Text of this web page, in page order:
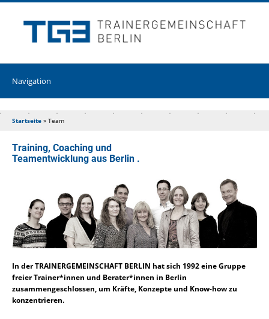
Startseite » Team
Training, Coaching und
Teamentwicklung aus Berlin .
In der TRAINERGEMEINSCHAFT BERLIN hat sich 1992 eine Gruppe
freier Trainer*innen und Berater*innen in Berlin
zusammengeschlossen, um Kräfte, Konzepte und Know-how zu
konzentrieren.